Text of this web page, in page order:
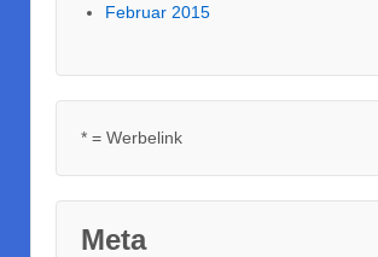
Februar 2015
* = Werbelink
Meta